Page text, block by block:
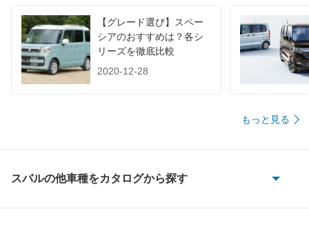
【グレード選び】スペー
シアのおすすめは？各シ
リーズを徹底比較
2020-12-28
もっと見る
スバルの他車種をカタログから探す